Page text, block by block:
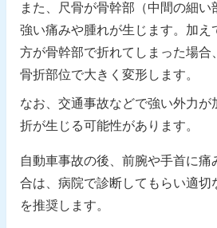
また、尺骨が骨幹部（中間の細い
強い痛みや腫れが生じます。加え
方が骨幹部で折れてしまった場合
骨折部位で大きく変形します。
なお、交通事故などで強い外力が
折が生じる可能性があります。
自動車事故の後、前腕や手首に痛
合は、病院で診断してもらい適切
を推奨します。